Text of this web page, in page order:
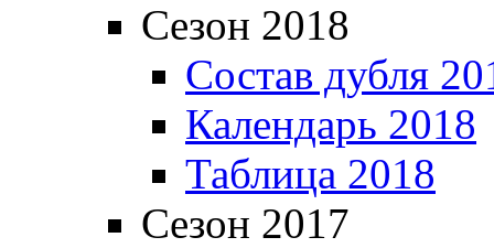
Сезон 2018
Состав дубля
Календарь 2018
Таблица 2018
Сезон 2017